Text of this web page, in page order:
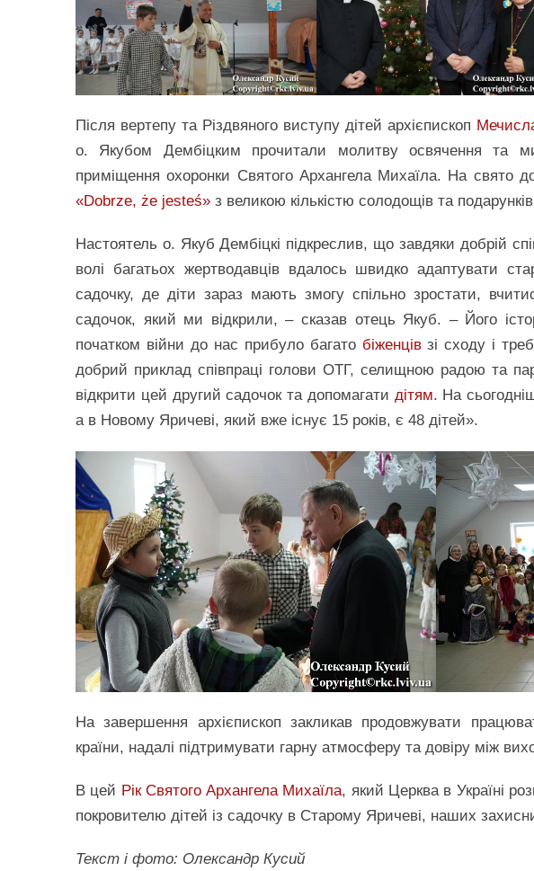
Після вертепу та Різдвяного виступу дітей архієпископ
о. Якубом Дембіцким прочитали молитву освячення та
приміщення охоронки Святого Архангела Михаїла. На свято до
«Dobrze, że jesteś» з великою кількістю солодощів та
Настоятель о. Якуб Дембіцкі підкреслив, що завдяки добрій
волі багатьох жертводавців вдалось швидко адаптувати
садочку, де діти зараз мають змогу спільно зростати,
садочок, який ми відкрили, – сказав отець Якуб. – Його
початком війни до нас прибуло багато біженцівзі сходу і
добрий приклад співпраці голови ОТГ, селищною радою та
відкрити цей другий садочок та допомагати дітям. На
а в Новому Яричеві, який вже існує 15 років, є 48 дітей».
На завершення архієпископ закликав продовжувати
країни, надалі підтримувати гарну атмосферу та довіру між
В цей Рік Святого Архангела Михаїла, який Церква в Україні
покровителю дітей із садочку в Старому Яричеві, наших
Текст і фото: Олександр Кусий